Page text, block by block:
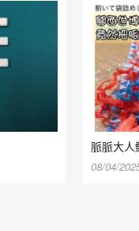
脈脈大人
08/04/